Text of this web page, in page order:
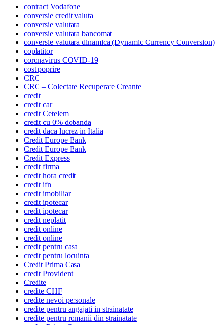
contract Vodafone
conversie credit valuta
conversie valutara
conversie valutara bancomat
conversie valutara dinamica (Dynamic Currency Conversion)
coplatitor
coronavirus COVID-19
cost poprire
CRC
CRC – Colectare Recuperare Creante
credit
credit car
credit Cetelem
credit cu 0% dobanda
credit daca lucrez in Italia
Credit Europe Bank
Credit Europe Bank
Credit Express
credit firma
credit hora credit
credit ifn
credit imobiliar
credit ipotecar
credit ipotecar
credit neplatit
credit online
credit online
credit pentru casa
credit pentru locuinta
Credit Prima Casa
credit Provident
Credite
credite CHF
credite nevoi personale
credite pentru angajati in strainatate
credite pentru romanii din strainatate